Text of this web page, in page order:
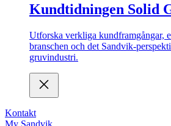
Kundtidningen Solid
Utforska verkliga kundframgångar,
branschen och det Sandvik-
gruvindustri.
Kontakt
My Sandvik